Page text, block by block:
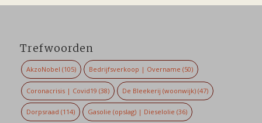
Trefwoorden
AkzoNobel (105) Bedrijfsverkoop | Overname (50)
Coronacrisis | Covid19 (38) De Bleekerij (woonwijk) (47)
Dorpsraad (114) Gasolie (opslag) | Dieselolie (36)